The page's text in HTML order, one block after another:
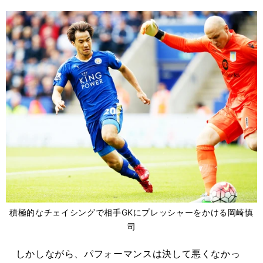
積極的なチェイシングで相手GKにプレッシャーをかける岡崎慎
司
しかしながら、パフォーマンスは決して悪くなかっ